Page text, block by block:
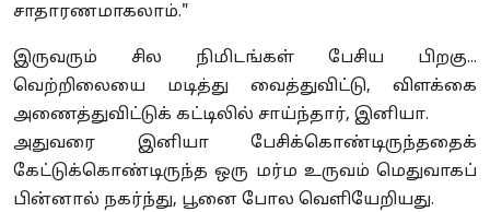
சாதாரணமாகலாம்."
இருவரும் சில நிமிடங்கள் பேசிய பிறகு...
வெற்றிலையை மடித்து வைத்துவிட்டு, விளக்கை
அணைத்துவிட்டுக் கட்டிலில் சாய்ந்தார், இனியா.
அதுவரை இனியா பேசிக்கொண்டிருந்ததைக்
கேட்டுக்கொண்டிருந்த ஒரு மர்ம உருவம் மெதுவாகப்
பின்னால் நகர்ந்து, பூனை போல வெளியேறியது.